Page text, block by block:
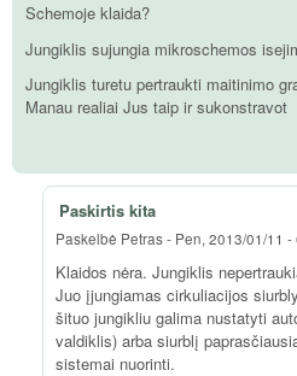
Schemoje klaida?
Jungiklis sujungia mikroschemos
Jungiklis turetu pertraukti maitinimo
Manau realiai Jus taip ir sukonstravot
Paskirtis kita
Paskelbė Petras- Pen, 2013/01/11 -
Klaidos nėra. Jungiklis
Juo įjungiamas cirkuliacijos
šituo jungikliu galima nustatyti
valdiklis) arba siurblį
sistemai nuorinti.